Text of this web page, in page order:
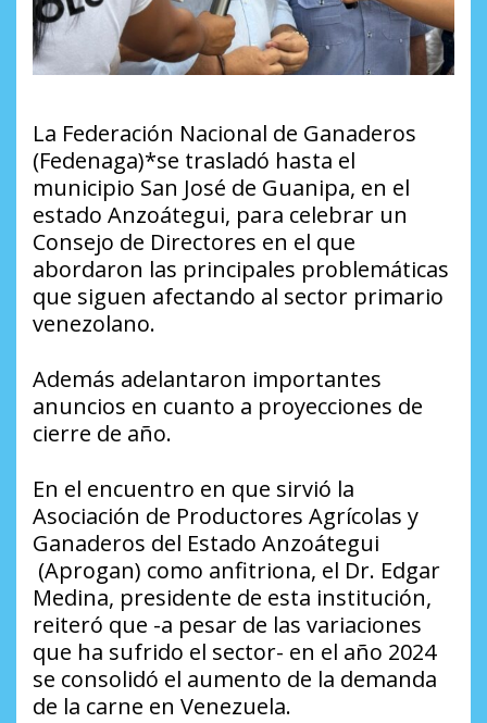
La Federación Nacional de Ganaderos
(Fedenaga)*se trasladó hasta el
municipio San José de Guanipa, en el
estado Anzoátegui, para celebrar un
Consejo de Directores en el que
abordaron las principales problemáticas
que siguen afectando al sector primario
venezolano.
Además adelantaron importantes
anuncios en cuanto a proyecciones de
cierre de año.
En el encuentro en que sirvió la
Asociación de Productores Agrícolas y
Ganaderos del Estado Anzoátegui
(Aprogan) como anfitriona, el Dr. Edgar
Medina, presidente de esta institución,
reiteró que -a pesar de las variaciones
que ha sufrido el sector- en el año 2024
se consolidó el aumento de la demanda
de la carne en Venezuela.